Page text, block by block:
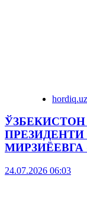
hordiq.uz
24.07.2026 06:03